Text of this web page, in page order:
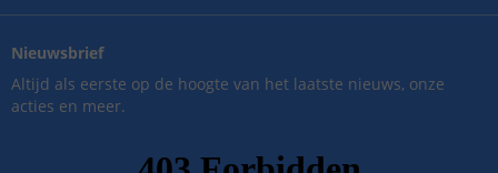
Nieuwsbrief
Altijd als eerste op de hoogte van het laatste nieuws, onze
acties en meer.